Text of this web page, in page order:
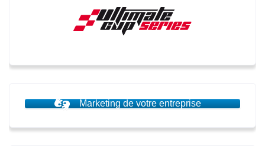
Marketing de votre entreprise